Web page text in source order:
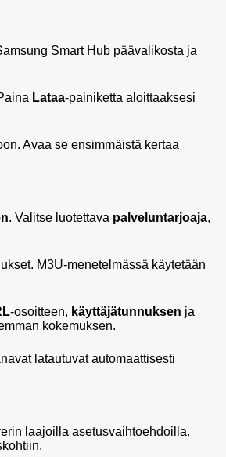
Smart Hub päävalikosta ja
Lataa-painiketta aloittaaksesi
Avaa se ensimmäistä kertaa
. Valitse luotettava palveluntarjoaja,
M3U-menetelmässä käytetään
-osoitteen, käyttäjätunnuksen ja
kokemuksen.
latautuvat automaattisesti
laajoilla asetusvaihtoehdoilla.